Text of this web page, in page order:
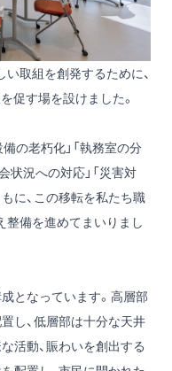
取組を創発するために、
促す場を設けました。
の老朽化」「執務室の分
状況への対応」「災害対
に、この移転を私たち職
整備を進めてまいりまし
成となっています。高層部
し、低層部は十分な天井
活動、賑わいを創出する